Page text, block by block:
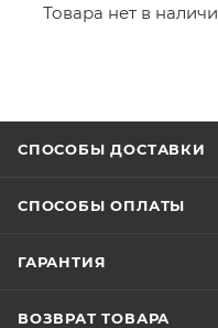
Товара нет в
СПОСОБЫ ДОСТАВКИ
СПОСОБЫ ОПЛАТЫ
ГАРАНТИЯ
ВОЗВРАТ ТОВАРА